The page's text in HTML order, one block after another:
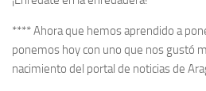
**** Ahora que hemos aprendido a
ponemos hoy con uno que nos gustó
nacimiento del portal de noticias de